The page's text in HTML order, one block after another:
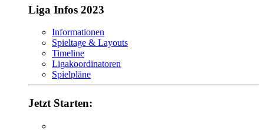
Liga Infos 2023
Informationen
Spieltage & Layouts
Timeline
Ligakoordinatoren
Spielpläne
Jetzt Starten: